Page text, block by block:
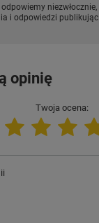
niezwłocznie,
i odpowiedzi publikując
opinię
Twoja ocena: